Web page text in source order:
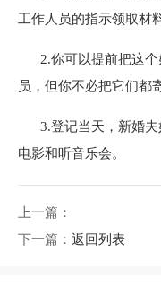
工作人员的指示领取材
2.你可以提前把这
员，但你不必把它们都
3.登记当天，新婚
电影和听音乐会。
上一篇：
下一篇： 返回列表